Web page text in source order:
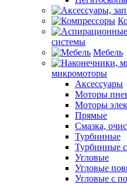
системы
Мебель
микромоторы
Аксессуары
Моторы
Моторы
Прямые
Смазка,
Турбинные
Турбинные
Угловые
Угловые
Угловые с